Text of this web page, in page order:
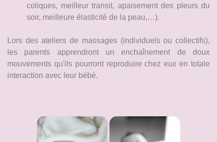
coliques, meilleur transit, apaisement des pleurs du
soir, meilleure élasticité de la peau,…).
Lors des ateliers de massages (individuels ou collectifs),
les parents apprendront un enchaînement de doux
mouvements qu'ils pourront reproduire chez eux en totale
interaction avec leur bébé.